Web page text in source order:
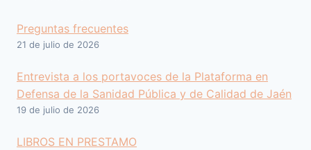
Preguntas frecuentes
21 de julio de 2026
Entrevista a los portavoces de la Plataforma en
Defensa de la Sanidad Pública y de Calidad de Jaén
19 de julio de 2026
LIBROS EN PRESTAMO